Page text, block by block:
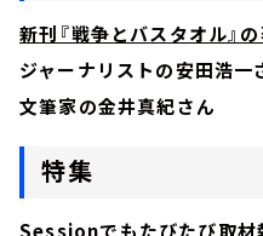
新刊『戦争とバスタオル』
ジャーナリストの安田浩一
文筆家の金井真紀さん
特集
Sessionでもたびたび取材